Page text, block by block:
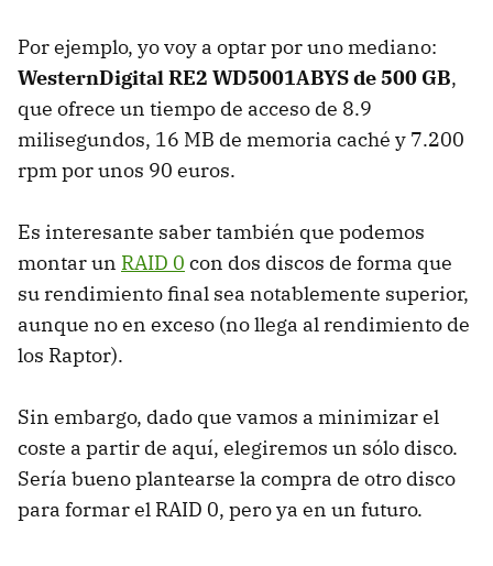
Por ejemplo, yo voy a optar por uno mediano:
WesternDigital RE2 WD5001ABYS de 500 GB,
que ofrece un tiempo de acceso de 8.9
milisegundos, 16 MB de memoria caché y 7.200
rpm por unos 90 euros.
Es interesante saber también que podemos
montar un RAID 0 con dos discos de forma que
su rendimiento final sea notablemente superior,
aunque no en exceso (no llega al rendimiento de
los Raptor).
Sin embargo, dado que vamos a minimizar el
coste a partir de aquí, elegiremos un sólo disco.
Sería bueno plantearse la compra de otro disco
para formar el RAID 0, pero ya en un futuro.